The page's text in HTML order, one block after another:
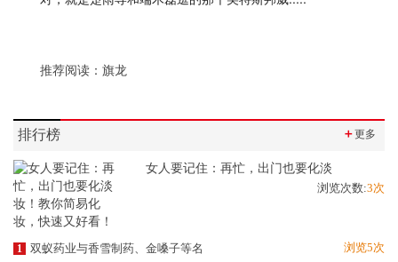
推荐阅读： 旗龙
排行榜 ＋更多
女人要记住：再忙，出门也要化淡
浏览次数:3次
1 双蚁药业与香雪制药、金嗓子等名 浏览5次